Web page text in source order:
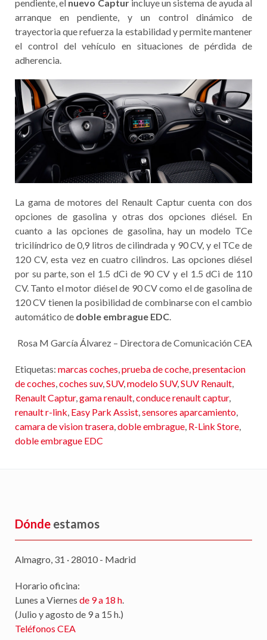
pendiente, el nuevo Capturincluye un sistema de ayuda al
arranque en pendiente, y un control dinámico de
trayectoria que refuerza la estabilidad y permite mantener
el control del vehículo en situaciones de pérdida de
adherencia.
La gama de motores del Renault Captur cuenta con dos
opciones de gasolina y otras dos opciones diésel. En
cuanto a las opciones de gasolina, hay un modelo TCe
tricilíndrico de 0,9 litros de cilindrada y 90 CV, y el TCe de
120 CV, esta vez en cuatro cilindros. Las opciones diésel
por su parte, son el 1.5 dCi de 90 CV y el 1.5 dCi de 110
CV. Tanto el motor diésel de 90 CV como el de gasolina de
120 CV tienen la posibilidad de combinarse con el cambio
automático de doble embrague EDC.
Rosa M García Álvarez – Directora de Comunicación CEA
Etiquetas: marcas coches,prueba de coche,presentacion
de coches,coches suv,SUV,modelo SUV,SUV Renault,
Renault Captur,gama renault,conduce renault captur,
renault r-link, Easy Park Assist,sensores aparcamiento,
camara de vision trasera,doble embrague, R-Link Store,
doble embrague EDC
Dónde estamos
Almagro, 31 · 28010 - Madrid
Horario oficina:
Lunes a Viernes de 9 a 18 h.
(Julio y agosto de 9 a 15 h.)
Teléfonos CEA